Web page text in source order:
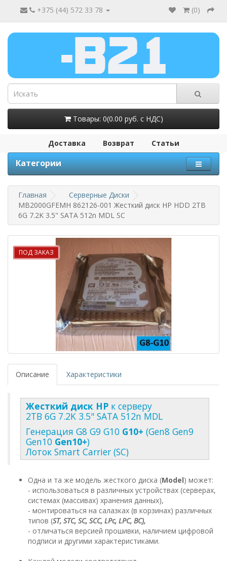
+375 (44) 572 33 78 (0)
Товары: 0(0.00 руб. с НДС)
Доставка Возврат Статьи
Категории
Главная
Серверные Диски
MB2000GFEMH 862126-001 Жесткий диск HP HDD 2TB
6G 7.2K 3.5" SATA 512n MDL SC
ПОД ЗАКАЗ
Описание Характеристики
Жесткий диск HP к серверу
2TB 6G 7.2K 3.5" SATA 512n MDL
Генерация G8 G9 G10 G10+ (Gen8 Gen9
Gen10 Gen10+)
Лоток Smart Carrier (SC)
Одна и та же модель жесткого диска (Model) может:
- использоваться в различных устройствах (серверах,
системах (массивах) хранения данных),
- монтироваться на салазках (в корзинах) различных
типов (ST, STC, SC, SCC, LPc, LPC, BC),
- отличаться версией прошивки, наличием цифровой
подписи и другими характеристиками.